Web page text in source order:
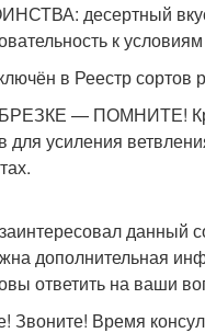
десертный вкус
к
в Реестр сортов
— ПОМНИТЕ!
для усиления
данный
дополнительная
ответить на ваши
Звоните! Время